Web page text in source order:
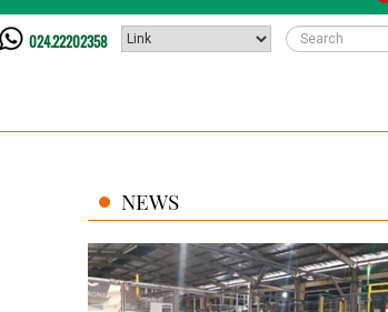
024.22202358
NEWS